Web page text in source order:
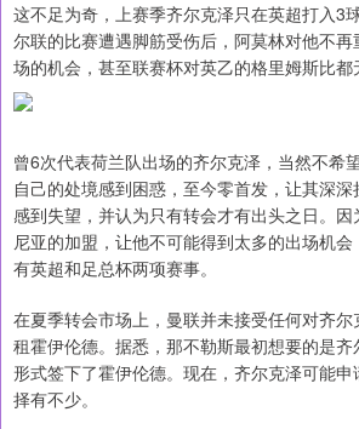
这不足为奇，上赛季齐尔克泽只在英超打入3
尔联的比赛遭遇脚筋受伤后，阿莫林对他不
场的机会，甚至联赛杯对英乙的格里姆斯比都
曾6次代表荷兰队出场的齐尔克泽，当然不希
自己的处境感到困惑，至今零首发，让其深
感到失望，并认为只有转会才有出头之日。
尼亚的加盟，让他不可能得到太多的出场机
有英超和足总杯两项赛事。
在夏季转会市场上，曼联并未接受任何对齐
租霍伊伦德。据悉，那不勒斯最初想要的是
形式签下了霍伊伦德。现在，齐尔克泽可能
择有不少。